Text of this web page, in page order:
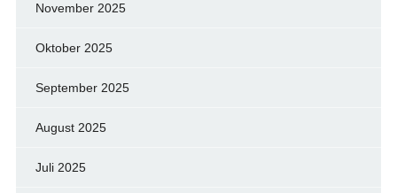
November 2025
Oktober 2025
September 2025
August 2025
Juli 2025